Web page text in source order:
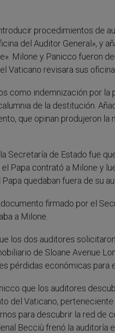
procedimientos de
del Auditor General», y
Milone y Panicco fueron
Vaticano revisara sus
como indemnización por la
de la destitución.
que opinan produjeron
Secretaría de Estado fue
Papa contrató a Milone y
quedaban fuera de su
firmado por el
a Milone.
los dos auditores
de Sloane Avenue
pérdidas económicas para
que los auditores
del Vaticano,
para descubrir la red de
Becciù frenó la